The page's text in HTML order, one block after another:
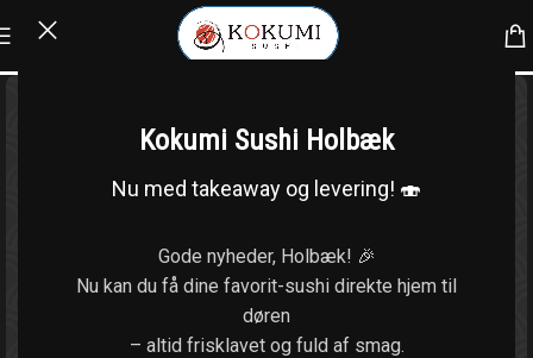
Kokumi Sushi Holbæk
Nu med takeaway og levering! 🍣
Gode nyheder, Holbæk! 🎉
Nu kan du få dine favorit-sushi direkte hjem til
døren
– altid frisklavet og fuld af smag.